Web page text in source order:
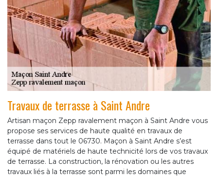
Travaux de terrasse à Saint Andre
Artisan maçon Zepp ravalement maçon à Saint Andre vous
propose ses services de haute qualité en travaux de
terrasse dans tout le 06730. Maçon à Saint Andre s’est
équipé de matériels de haute technicité lors de vos travaux
de terrasse. La construction, la rénovation ou les autres
travaux liés à la terrasse sont parmi les domaines que